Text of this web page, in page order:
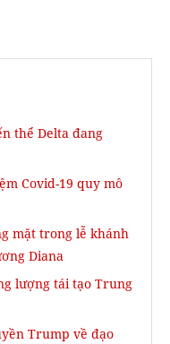
thể Delta đang
Covid-19 quy mô
mặt trong lễ khánh
Diana
lượng tái tạo Trung
Trump về đạo